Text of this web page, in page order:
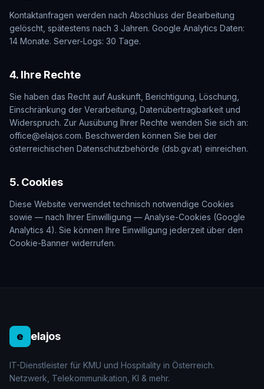
Kontaktanfragen werden nach Abschluss der Bearbeitung
gelöscht, spätestens nach 3 Jahren. Google Analytics Daten:
14 Monate. Server-Logs: 30 Tage.
4. Ihre Rechte
Sie haben das Recht auf Auskunft, Berichtigung, Löschung,
Einschränkung der Verarbeitung, Datenübertragbarkeit und
Widerspruch. Zur Ausübung Ihrer Rechte wenden Sie sich an:
office@elajos.com. Beschwerden können Sie bei der
österreichischen Datenschutzbehörde (dsb.gv.at) einreichen.
5. Cookies
Diese Website verwendet technisch notwendige Cookies
sowie — nach Ihrer Einwilligung — Analyse-Cookies (Google
Analytics 4). Sie können Ihre Einwilligung jederzeit über den
Cookie-Banner widerrufen.
e elajos
IT-Dienstleister für KMU und Hospitality in Österreich.
Netzwerk, Telekommunikation, KI & mehr.